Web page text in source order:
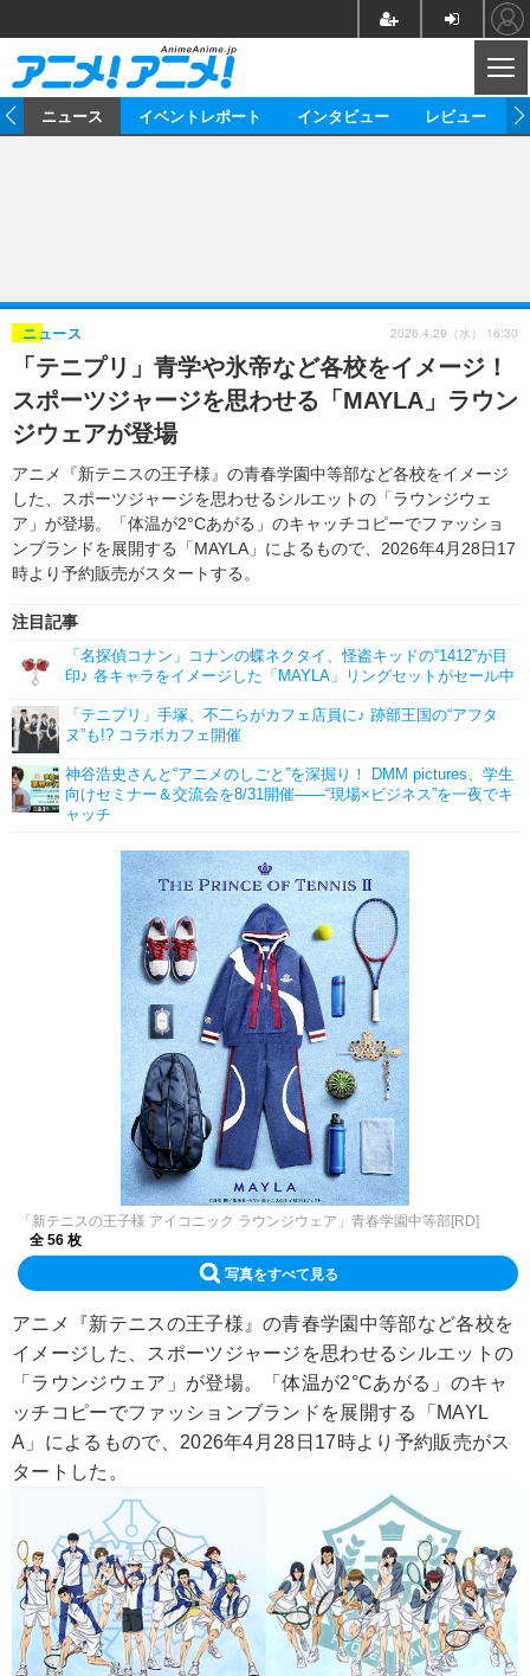
ゲーム グッズ
イベント 海外
海外イベント ビジネス
俳優・タレント アーティスト
ビジネス
アニメ 実写
書評
ゲーム 座談会
動画
アニメ
アニメ！アニメ！TV ABEMA Cafe
連載・コラム
ニュース イベントレポート インタビュー レビュー
「テニプリ」青学や氷帝など各校をイメージ！
スポーツジャージを思わせる「MAYLA」ラウン
ジウェアが登場
アニメ『新テニスの王子様』の青春学園中等部など各校をイメージ
した、スポーツジャージを思わせるシルエットの「ラウンジウェ
ア」が登場。「体温が2°Cあがる」のキャッチコピーでファッショ
ンブランドを展開する「MAYLA」によるもので、2026年4月28日17
時より予約販売がスタートする。
ニュース
注目記事
「名探偵コナン」コナンの蝶ネクタイ、怪盗キッドの“1412”が目
印♪ 各キャラをイメージした「MAYLA」リングセットがセール中
「テニプリ」手塚、不二らがカフェ店員に♪ 跡部王国の“アフタ
ヌ”も!? コラボカフェ開催
神谷浩史さんと“アニメのしごと”を深掘り！ DMM pictures、学生
向けセミナー＆交流会を8/31開催――“現場×ビジネス”を一夜でキ
ャッチ
2026.4.29（水） 16:30
「新テニスの王子様 アイコニック ラウンジウェア」青春学園中等部[RD]
全 56 枚
写真をすべて見る
アニメ『新テニスの王子様』の青春学園中等部など各校を
イメージした、スポーツジャージを思わせるシルエットの
「ラウンジウェア」が登場。「体温が2°Cあがる」のキャ
ッチコピーでファッションブランドを展開する「MAYL
A」によるもので、2026年4月28日17時より予約販売がス
タートした。